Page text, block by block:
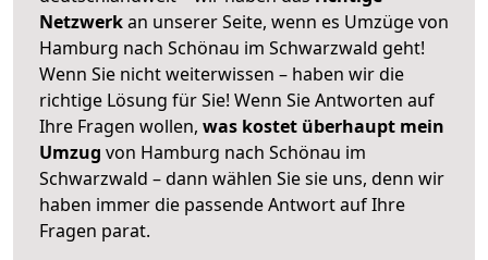
Netzwerkan unserer Seite, wenn es Umzüge von
Hamburg nach Schönau im Schwarzwald geht!
Wenn Sie nicht weiterwissen – haben wir die
richtige Lösung für Sie! Wenn Sie Antworten auf
Ihre Fragen wollen, was kostet überhaupt mein
Umzug von Hamburg nach Schönau im
Schwarzwald – dann wählen Sie sie uns, denn wir
haben immer die passende Antwort auf Ihre
Fragen parat.